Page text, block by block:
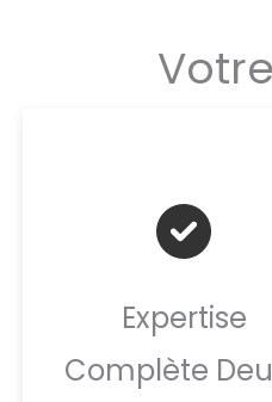
Expertise
Complète